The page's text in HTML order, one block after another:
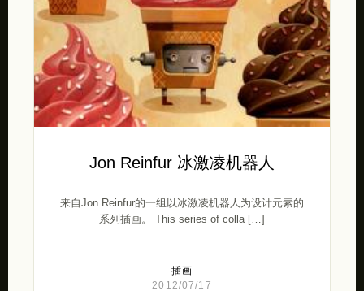
Jon Reinfur 冰激凌机器人
来自Jon Reinfur的一组以冰激凌机器人为设计元素的
系列插画。 This series of colla […]
插画
2012/07/17